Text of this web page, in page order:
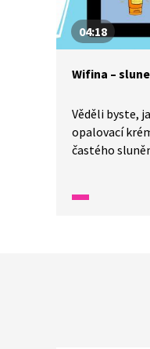
04:18
Wifina –
Věděli byste,
opalovací
častého
vám v našem